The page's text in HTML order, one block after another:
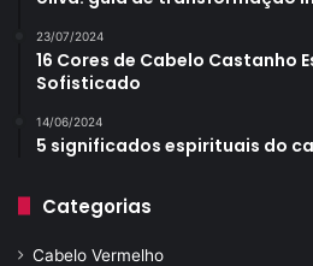
23/07/2024
16 Cores de Cabelo Castanho
Sofisticado
14/06/2024
5 significados espirituais do
Categorias
Cabelo Vermelho